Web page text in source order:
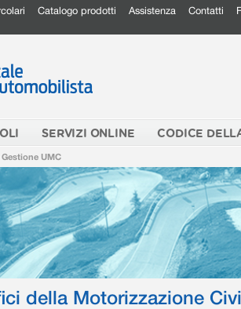
Catalogo prodotti Assistenza Contatti
SERVIZI ONLINE CODICE
Gestione UMC
della Motorizzazione